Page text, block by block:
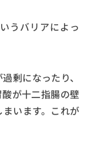
うバリアによっ
剰になったり、
が十二指腸の壁
います。これが